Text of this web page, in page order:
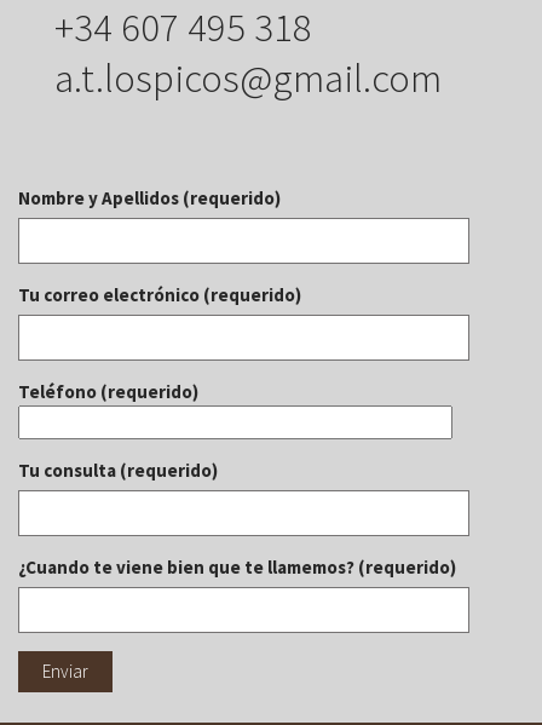
+34 607 495 318
a.t.lospicos@gmail.com
Nombre y Apellidos (requerido)
Tu correo electrónico (requerido)
Teléfono (requerido)
Tu consulta (requerido)
¿Cuando te viene bien que te llamemos? (requerido)